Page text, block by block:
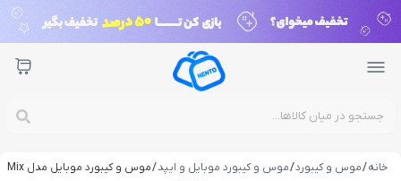
خانه/موس و کیبورد/موس و کیبورد موبایل و ایپد
/ موس و کیبورد موبایل مدل Mix